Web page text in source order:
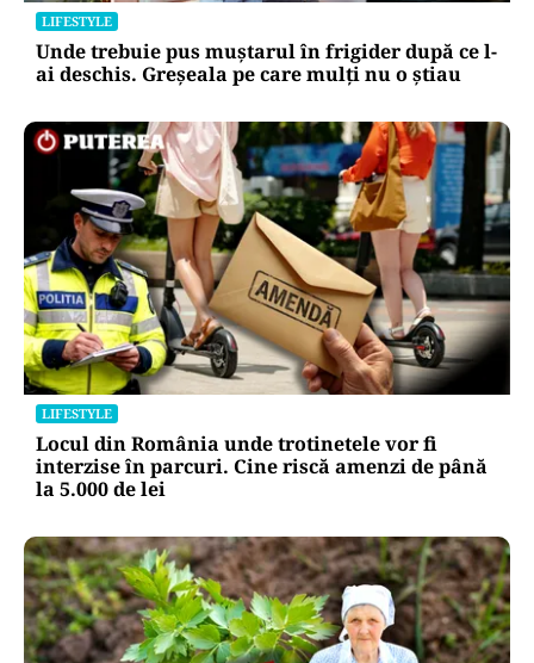
LIFESTYLE
Unde trebuie pus muștarul în frigider după ce l-
ai deschis. Greșeala pe care mulți nu o știau
LIFESTYLE
Locul din România unde trotinetele vor fi
interzise în parcuri. Cine riscă amenzi de până
la 5.000 de lei